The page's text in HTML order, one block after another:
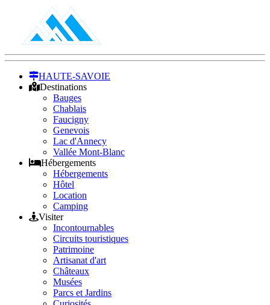
HAUTE-SAVOIE
Destinations
Bauges
Chablais
Faucigny
Genevois
Lac d'Annecy
Vallée Mont-Blanc
Hébergements
Hébergements
Hôtel
Location
Camping
Visiter
Incontournables
Circuits touristiques
Patrimoine
Artisanat d'art
Châteaux
Musées
Parcs et Jardins